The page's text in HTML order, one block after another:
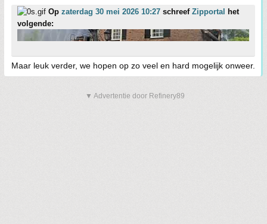
Op zaterdag 30 mei 2026 10:27 schreef Zipportal het
volgende:
Maar leuk verder, we hopen op zo veel en hard mogelijk onweer.
▼ Advertentie door Refinery89